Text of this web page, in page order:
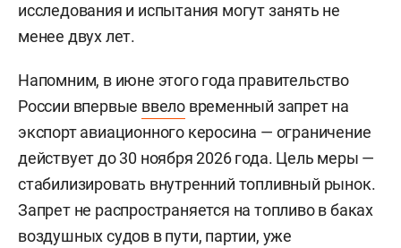
исследования и испытания могут занять не
менее двух лет.
Напомним, в июне этого года правительство
России впервые ввело временный запрет на
экспорт авиационного керосина — ограничение
действует до 30 ноября 2026 года. Цель меры —
стабилизировать внутренний топливный рынок.
Запрет не распространяется на топливо в баках
воздушных судов в пути, партии, уже